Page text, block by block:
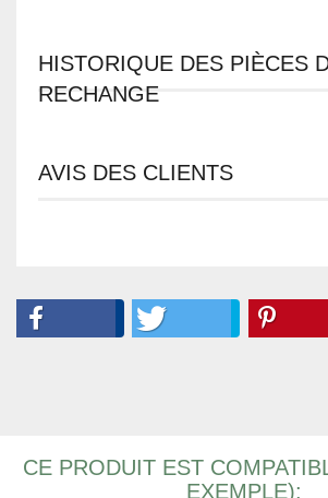
HISTORIQUE DES PIÈCES
RECHANGE
AVIS DES CLIENTS
CE PRODUIT EST
EXEMPLE):